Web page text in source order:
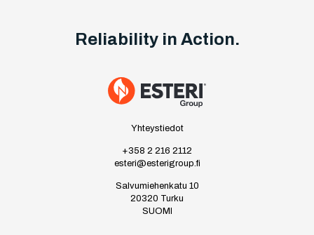
Reliability in Action.
Yhteystiedot
+358 2 216 2112
esteri@esterigroup.fi
Salvumiehenkatu 10
20320 Turku
SUOMI